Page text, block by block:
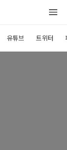
유튜브 트위터